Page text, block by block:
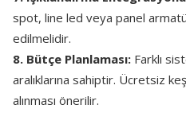
spot, line led veya panel
edilmelidir.
8. Bütçe Planlaması: Farklı
aralıklarına sahiptir. Ücretsiz
alınması önerilir.